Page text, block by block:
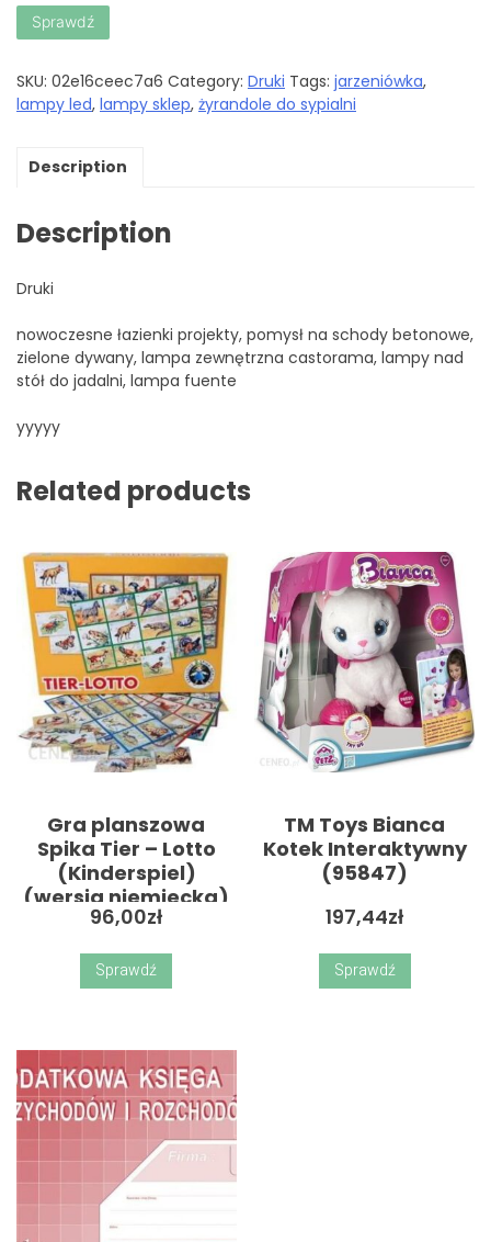
Sprawdź
SKU: 02e16ceec7a6 Category: Druki Tags: jarzeniówka,
lampy led, lampy sklep, żyrandole do sypialni
Description
Description
Druki
nowoczesne łazienki projekty, pomysł na schody betonowe,
zielone dywany, lampa zewnętrzna castorama, lampy nad
stół do jadalni, lampa fuente
yyyyy
Related products
Gra planszowa
Spika Tier – Lotto
(Kinderspiel)
(wersja niemiecka)
96,00zł
Sprawdź
TM Toys Bianca
Kotek Interaktywny
(95847)
197,44zł
Sprawdź